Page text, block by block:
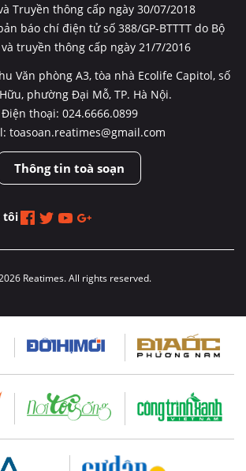
Truyền thông cấp ngày 30/07/2018
báo chí điện tử số 388/GP-BTTTT do Bộ
truyền thông cấp ngày 21/7/2016
Văn phòng A3, tòa nhà Ecolife Capitol, số
phường Đại Mỗ, TP. Hà Nội.
Điện thoại: 024.6666.0899
toasoan.reatimes@gmail.com
Thông tin toà soạn
tôi
Reatimes. All rights reserved.